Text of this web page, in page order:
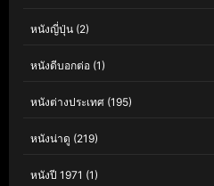
หนังญี่ปุ่น (2)
หนังดีบอกต่อ (1)
หนังต่างประเทศ (195)
หนังน่าดู (219)
หนังปี 1971 (1)